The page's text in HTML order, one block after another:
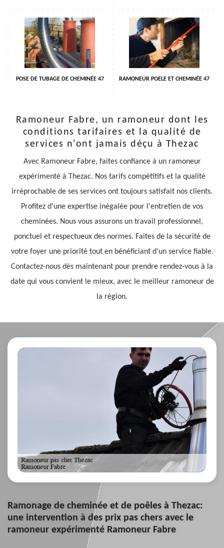
POSE DE TUBAGE DE CHEMINÉE 47 RAMONEUR POELE ET CHEMINÉE 47
Ramoneur Fabre, un ramoneur dont les
conditions tarifaires et la qualité de
services n'ont jamais déçu à Thezac
Avec Ramoneur Fabre, faites confiance à un ramoneur
expérimenté à Thezac. Nos tarifs compétitifs et la qualité
irréprochable de ses services ont toujours satisfait nos clients.
Profitez d'une expertise inégalée pour l'entretien de vos
cheminées. Nous vous assurons un travail professionnel,
ponctuel et respectueux des normes. Faites de la sécurité de
votre foyer une priorité tout en bénéficiant d'un service fiable.
Contactez-nous dès maintenant pour prendre rendez-vous à la
date qui vous convient le mieux, avec le meilleur ramoneur de
la région.
Ramonage de cheminée et de poêles à Thezac:
une intervention à des prix pas chers avec le
ramoneur expérimenté Ramoneur Fabre